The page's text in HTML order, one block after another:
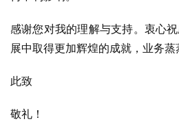
感谢您对我的理解与支持。衷心
展中取得更加辉煌的成就，业务蒸
此致
敬礼！